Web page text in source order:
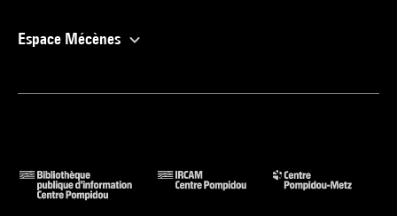
Espace Mécènes